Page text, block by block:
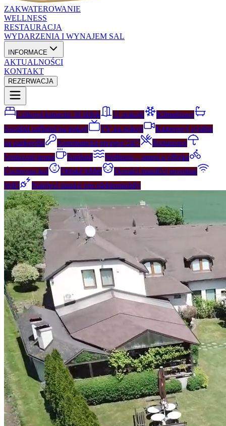
ZAKWATEROWANIE
WELLNESS
RESTAURACJA
WYDARZENIA I WYNAJEM SAL
INFORMACE
AKTUALNOŚCI
KONTAKT
REZERWACJA
Celková kapacita 30 lůžek 11 pokojů
Klimatizace
Sociální zařízení na pokoji
TV na pokoji
Kamerový systém
na parkovišti
Automatická recepce 24/7
Restaurace
Venkovní terasa
Snídaně
Wellness – sauna a vířivka
Úschovna kol
Dětské hřiště
Domácí mazlíčci povoleni
WiFi
Nabíjecí stanice pro elektromobily